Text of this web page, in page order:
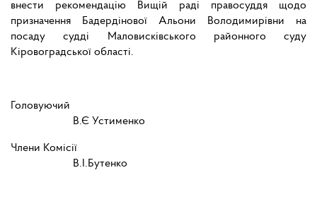
внести рекомендацію Вищій раді правосуддя щодо
призначення Бадердінової Альони Володимирівни на
посаду судді Маловисківського районного суду
Кіровоградської області.
Головуючий
В.Є Устименко
Члени Комісії
В.І.Бутенко